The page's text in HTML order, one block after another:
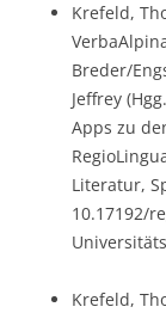
Krefeld,
Breder/
Jeffrey
Apps zu
Literatur,
10.17192/
Krefeld,